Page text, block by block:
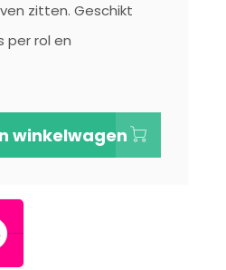
zitten. Geschikt
per rol en
winkelwagen